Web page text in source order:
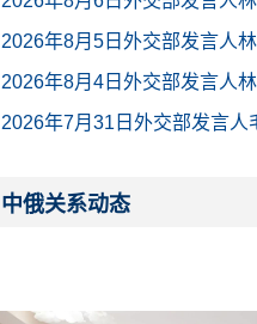
2026年8月5日外交部发言人
2026年8月4日外交部发言人
2026年7月31日外交部发言人
中俄关系动态